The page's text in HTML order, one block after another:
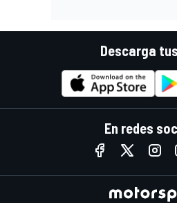
Descarga
En redes